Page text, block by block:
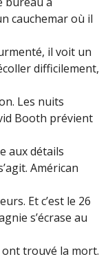
cauchemar où il
il voit un
difficilement,
Les nuits
Booth prévient
aux détails
Américan
Et c’est le 26
s’écrase au
ont trouvé la mort.